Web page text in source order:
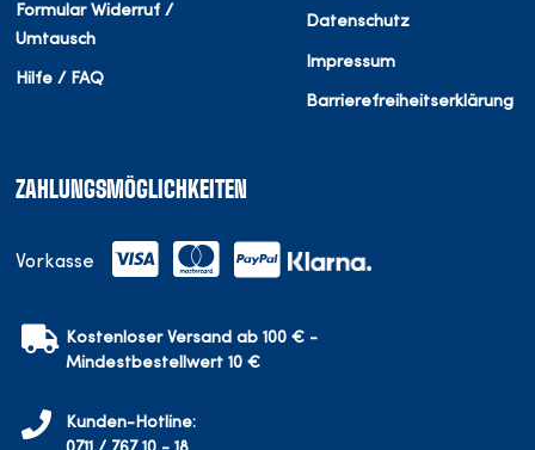
Formular Widerruf /
Umtausch
Hilfe / FAQ
Datenschutz
Impressum
Barrierefreiheitserklärung
ZAHLUNGSMÖGLICHKEITEN
Vorkasse
Kostenloser Versand ab 100 € -
Mindestbestellwert 10 €
Kunden-Hotline: